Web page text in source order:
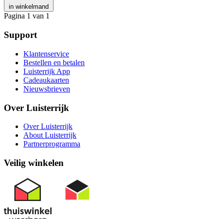
in winkelmand
Pagina 1 van 1
Support
Klantenservice
Bestellen en betalen
Luisterrijk App
Cadeaukaarten
Nieuwsbrieven
Over Luisterrijk
Over Luisterrijk
About Luisterrijk
Partnerprogramma
Veilig winkelen